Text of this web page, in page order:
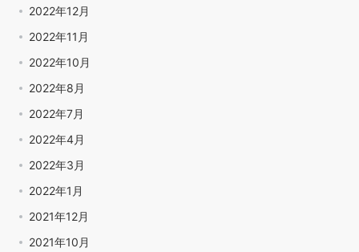
2022年12月
2022年11月
2022年10月
2022年8月
2022年7月
2022年4月
2022年3月
2022年1月
2021年12月
2021年10月